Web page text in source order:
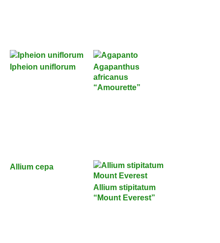
Ipheion uniflorum
Agapanthus
africanus
“Amourette”
Allium cepa
Allium stipitatum
“Mount Everest”